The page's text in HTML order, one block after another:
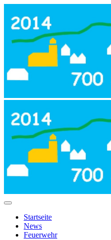
Startseite
News
Feuerwehr